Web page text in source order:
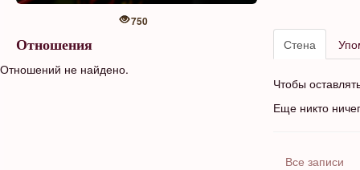
750
Отношения
Отношений не найдено.
Стена
Чтобы
Еще никто
Все записи